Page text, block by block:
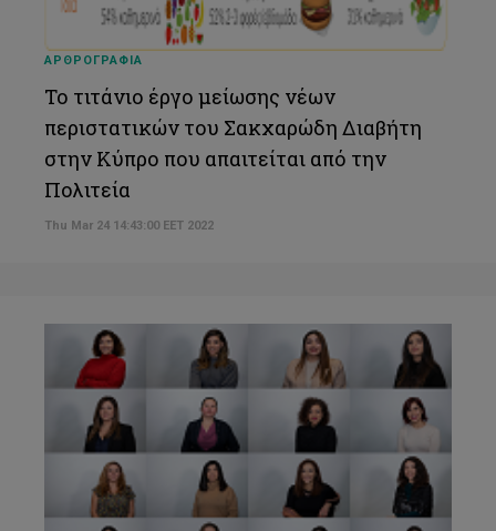
ΑΡΘΡΟΓΡΑΦΙΑ
Το τιτάνιο έργο μείωσης νέων
περιστατικών του Σακχαρώδη Διαβήτη
στην Κύπρο που απαιτείται από την
Πολιτεία
Thu Mar 24 14:43:00 EET 2022